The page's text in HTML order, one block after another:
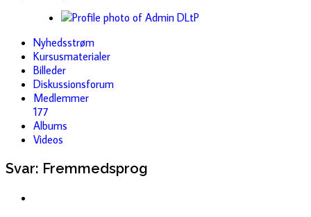
Nyhedsstrøm
Kursusmaterialer
Billeder
Diskussionsforum
Medlemmer
177
Albums
Videos
Svar: Fremmedsprog